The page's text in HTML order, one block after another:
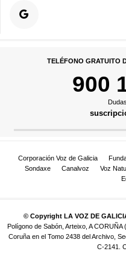
TELÉFONO GRATUITO
900
Corporación Voz de Galicia
Sondaxe
Canalvoz Voz
© Copyright LA VOZ DE
Polígono de Sabón, Arteixo, A
Coruña en el Tomo 2438 del Archivo,
C-2141.